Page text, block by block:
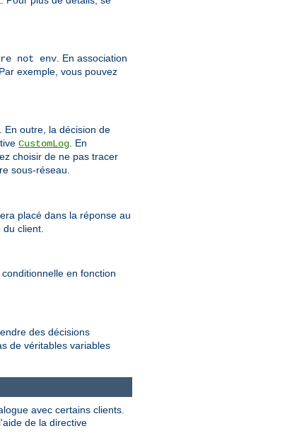
not env . En association
exemple, vous pouvez
. En outre, la décision de
CustomLog . En
choisir de ne pas tracer
sous-réseau.
placé dans la réponse au
client.
en fonction
des décisions
de véritables variables
avec certains clients.
de la directive